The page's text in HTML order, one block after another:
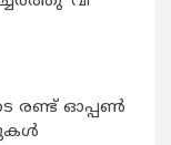
രണ്ട് ഓപ്പണ്‍